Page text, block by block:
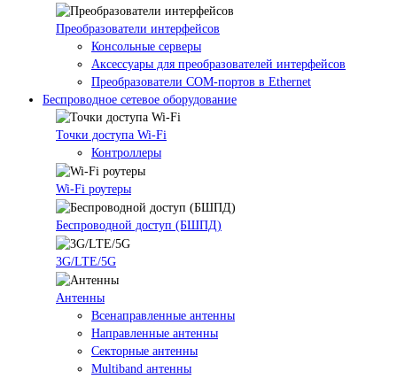
Преобразователи интерфейсов
Консольные серверы
Аксессуары для преобразователей интерфейсов
Преобразователи COM-портов в Ethernet
Беспроводное сетевое оборудование
Точки доступа Wi-Fi
Контроллеры
Wi-Fi роутеры
Беспроводной доступ (БШПД)
3G/LTE/5G
Антенны
Всенаправленные антенны
Направленные антенны
Секторные антенны
Multiband антенны